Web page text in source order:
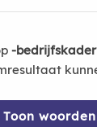
-bedrijfskader
Toon woorden